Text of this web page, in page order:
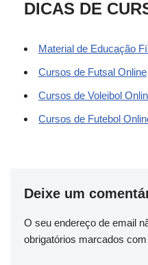
DICAS DE
Material de Educação
Cursos de Futsal Online
Cursos de Voleibol
Cursos de Futebol
Deixe um
O seu endereço de email
obrigatórios marcados com